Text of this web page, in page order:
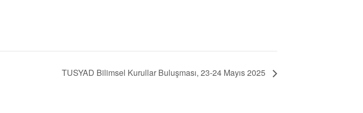
TUSYAD Bilimsel Kurullar Buluşması, 23-24 Mayıs 2025